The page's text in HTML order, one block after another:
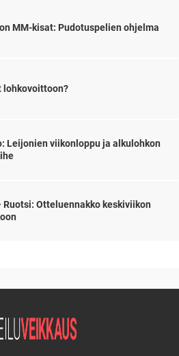
MM-kisat: Pudotuspelien ohjelma
lohkovoittoon?
Leijonien viikonloppu ja alkulohkon
Ruotsi: Otteluennakko keskiviikon